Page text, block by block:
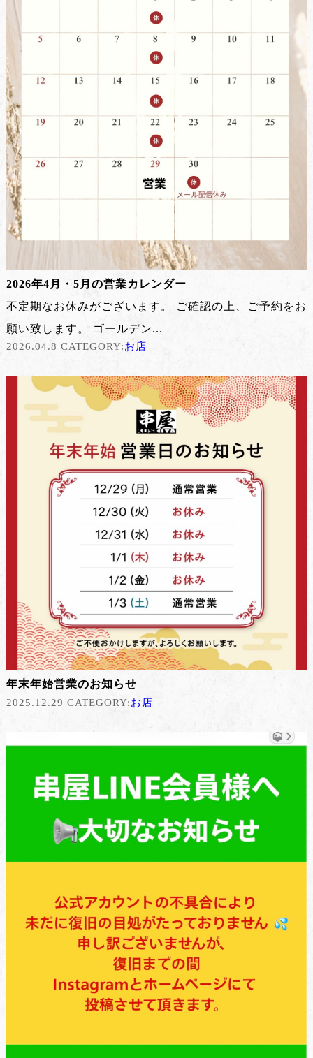
2026年4月・5月の営業カレンダー
不定期なお休みがございます。 ご確認の上、ご予約をお
願い致します。 ゴールデン...
2026.04.8 CATEGORY:お店
年末年始営業のお知らせ
2025.12.29 CATEGORY:お店